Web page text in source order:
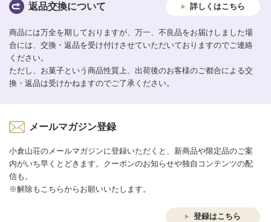
返品交換について 詳しくはこちら
商品には万全を期しておりますが、万一、不良品をお届けしました場
合には、交換・返品を受け付けさせていただいておりますのでご連絡
ください。
ただし、お菓子という商品性質上、出荷後のお客様のご都合による交
換・返品は受けかねますのでご了承ください。
メールマガジン登録
小倉山荘のメールマガジンに登録いただくと、新商品や限定品のご案
内がいち早くとどきます。クーポンのお知らせや独自コンテンツの配
信も。
※解除もこちらからお願いいたします。
登録はこちら